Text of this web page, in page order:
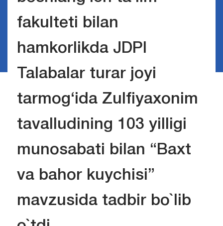
fakulteti bilan
hamkorlikda JDPI
Talabalar turar joyi
tarmog‘ida Zulfiyaxonim
tavalludining 103 yilligi
munosabati bilan “Baxt
va bahor kuychisi”
mavzusida tadbir bo`lib